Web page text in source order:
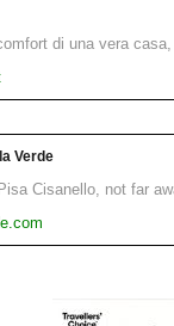
di una vera
Verde
Cisanello, not far